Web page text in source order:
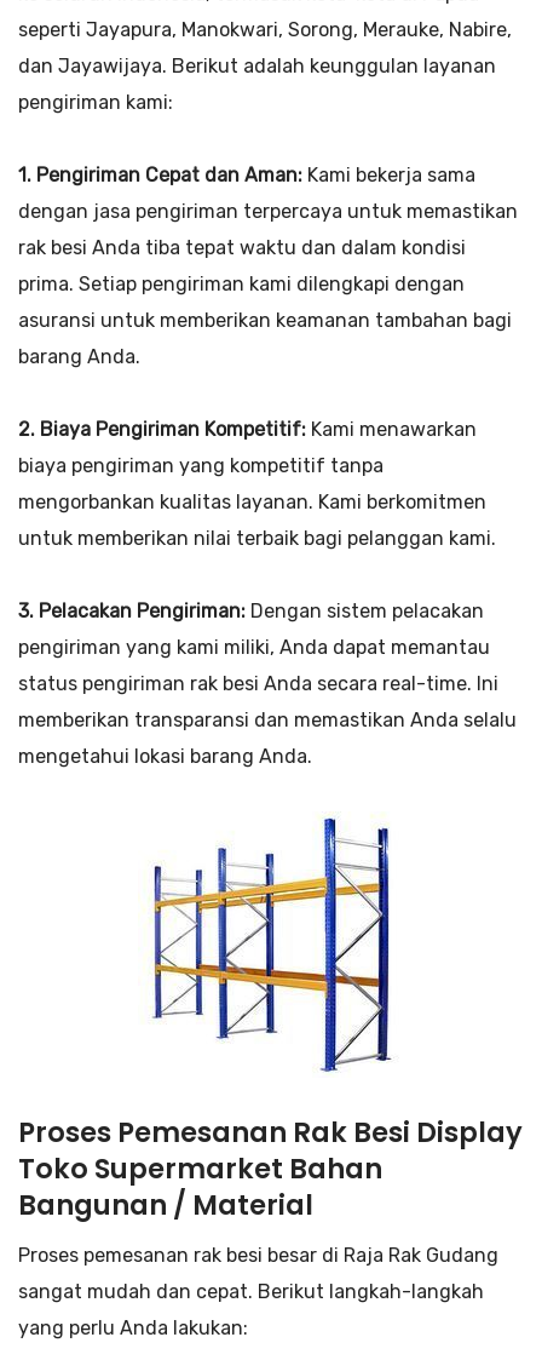
seperti Jayapura, Manokwari, Sorong, Merauke, Nabire,
dan Jayawijaya. Berikut adalah keunggulan layanan
pengiriman kami:
1. Pengiriman Cepat dan Aman: Kami bekerja sama
dengan jasa pengiriman terpercaya untuk memastikan
rak besi Anda tiba tepat waktu dan dalam kondisi
prima. Setiap pengiriman kami dilengkapi dengan
asuransi untuk memberikan keamanan tambahan bagi
barang Anda.
2. Biaya Pengiriman Kompetitif: Kami menawarkan
biaya pengiriman yang kompetitif tanpa
mengorbankan kualitas layanan. Kami berkomitmen
untuk memberikan nilai terbaik bagi pelanggan kami.
3. Pelacakan Pengiriman: Dengan sistem pelacakan
pengiriman yang kami miliki, Anda dapat memantau
status pengiriman rak besi Anda secara real-time. Ini
memberikan transparansi dan memastikan Anda selalu
mengetahui lokasi barang Anda.
Proses Pemesanan Rak Besi Display
Toko Supermarket Bahan
Bangunan / Material
Proses pemesanan rak besi besar di Raja Rak Gudang
sangat mudah dan cepat. Berikut langkah-langkah
yang perlu Anda lakukan: